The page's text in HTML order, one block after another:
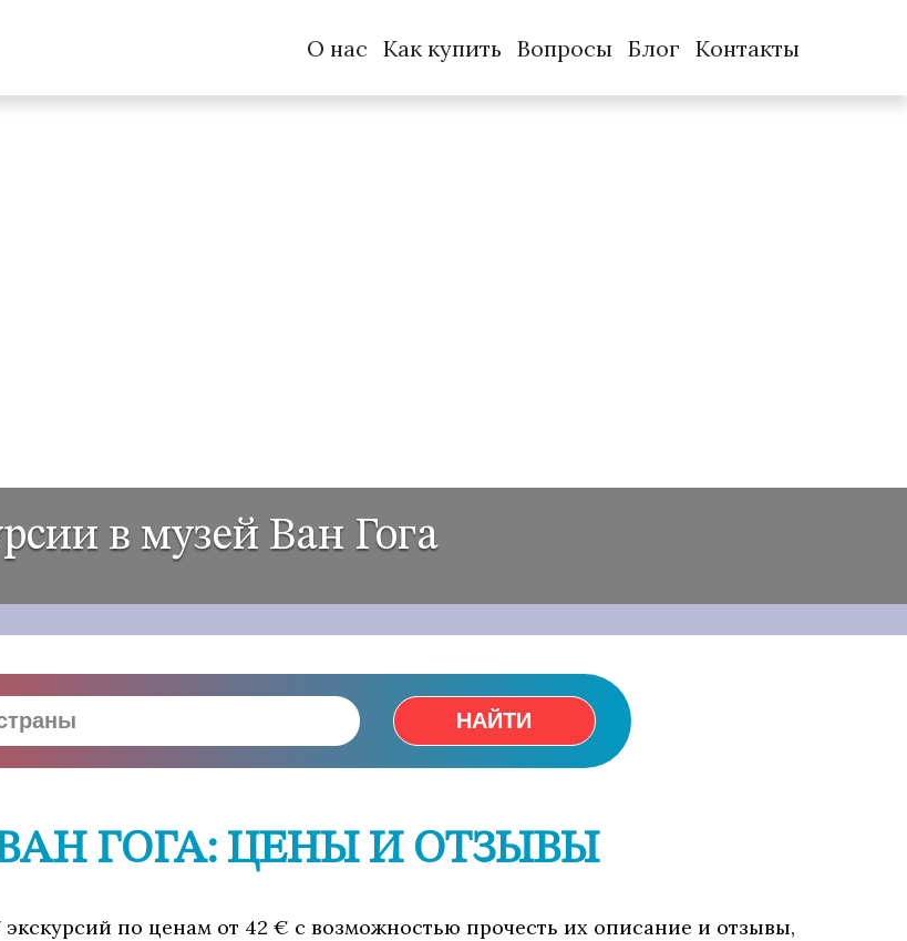
О нас Как купить Вопросы Блог Контакты
в музей Ван Гога
НАЙТИ
ГОГА: ЦЕНЫ И ОТЗЫВЫ
по ценам от 42 € с возможностью прочесть их описание и отзывы,